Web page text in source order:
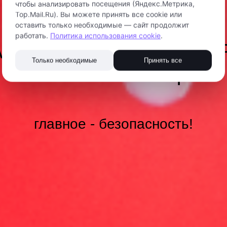
С ПИТАТЕЛЬНЫМИ
И ИХ УТИЛИЗАЦИЯ
главное - безопасность!
чтобы анализировать посещения (Яндекс.Метрика,
Top.Mail.Ru). Вы можете принять все cookie или
оставить только необходимые — сайт продолжит
работать. Политика использования cookie.
Только необходимые Принять все